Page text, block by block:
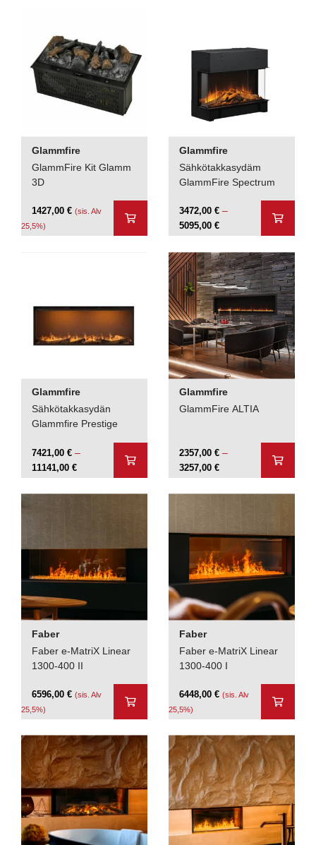
Glammfire
GlammFire Kit Glamm
3D
1427,00€ (sis. Alv
25,5%)
Glammfire
Sähkötakkasydäm
GlammFire Spectrum
3472,00€ –
5095,00€Hintaluokka:
3472,00 €
-
5095,00 €
Glammfire
Sähkötakkasydän
Glammfire Prestige
7421,00€ –
11141,00€Hintaluokka:
7421,00 €
-
Glammfire
GlammFire ALTIA
2357,00€ –
3257,00€Hintaluokka:
2357,00 €
-
Faber
Faber e-MatriX Linear
1300-400 II
6596,00€ (sis. Alv
25,5%)
Faber
Faber e-MatriX Linear
1300-400 I
6448,00€ (sis. Alv
25,5%)